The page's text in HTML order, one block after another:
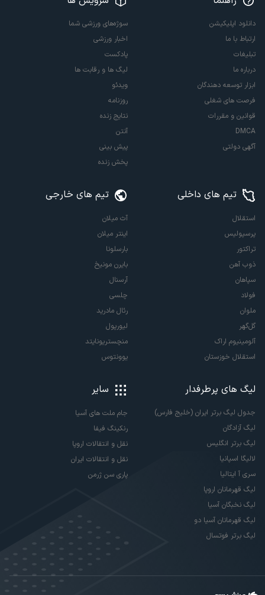
دانلود اپلیکیشن
ارتباط با ما
تبلیغات
درباره ما
ابزار توسعه دهندگان
فرصت های شغلی
قوانین و مقررات
DMCA
آگهی دولتی
سوژه‌های ورزشی شما
اخبار ورزشی
پادکست
لیگ ها و رقابت ها
ویدئو
روزنامه
نتایج زنده
آنتن
پیش بینی
پخش زنده
تیم های داخلی
استقلال
پرسپولیس
تراکتور
ذوب آهن
سپاهان
فولاد
ملوان
گل‌گهر
آلومینیوم اراک
استقلال خوزستان
تیم های خارجی
آث میلان
اینتر میلان
بارسلونا
بایرن مونیخ
آرسنال
چلسی
رئال مادرید
لیورپول
منچستریونایتد
یوونتوس
لیگ های پرطرفدار
جدول لیگ برتر ایران (خلیج فارس)
لیگ آزادگان
لیگ برتر انگلیس
لالیگا اسپانیا
سری آ ایتالیا
لیگ قهرمانان اروپا
لیگ نخبگان آسیا
لیگ قهرمانان آسیا دو
لیگ برتر فوتسال
سایر
جام ملت های آسیا
رنکینگ فیفا
نقل و انتقالات اروپا
نقل و انتقالات ایران
پاری سن ژرمن